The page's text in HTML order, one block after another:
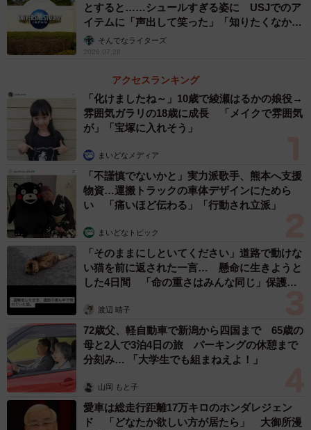
働いていた女性に一目惚れしてしまったんです。当時はレ
ギュラーガソリンが100円の時代で、その人に会いたくて毎
日母親の車を走らせて、毎日1000円分給油していました。
免許証の写真の変遷 /Ohishiさん（@tyatyamaru_jijimaru_warabi）提供
授かり婚と紙吹雪の内職生活
デートを重ね、出会いから約3カ月で交際スタート。1年が
経たないうちに授かり婚となり、翌年に長男が誕生、2年後
には次男も生まれました。
ただ、若いOhishiさんの給料は少なく、妊娠中で働けない
奥さんとの生活は厳しいものだったと言います。そんな中
で始めたのが、A4用紙を1センチ角に切って紙吹雪をつく
とすると……シュールすぎる姿に USJでのア
イテムに「声出して笑った」「知りたくなかっ
た真実」
そんでなライターズ
2026.07.28
アクセスランキング
「化けましたね～」10歳で綾瀬はるかの娘役→
雰囲気ガラリの18歳に成長 「メイクで雰囲気
が」「宝塚に入れそう」
まいどなメディア
「不謹慎でないかと」実力派歌手、熊本へ支援
物資…運搬トラックの車体デザインにためら
い 「痛いほど伝わる」「行動され立派」
まいどなトピック
「そのままにしといてください」道路で動けな
い猫を前に返された一言… 懸命に生きようと
した4日間 「命の重さはみんな同じ」保護団
渡辺 晴子
72歳父、軽自動車で新潟から四国まで 65歳の
母と2人で3泊4日の旅 パーキングの休憩まで
分刻み… 「大学生でも組まねえよ！」
山岡 もと子
愛車は総走行距離17万キロのホンダレジェン
ド 「どなたか欲しい方が居たら」 大御所漫